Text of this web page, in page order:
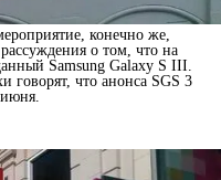
конечно же,
о том, что на
Samsung Galaxy S III.
говорят, что анонса SGS 3